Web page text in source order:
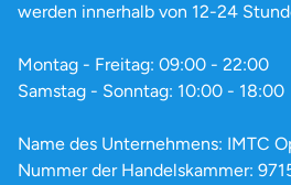
werden innerhalb von 12-24
Montag - Freitag: 09:00 - 22:00
Samstag - Sonntag: 10:00 - 18:00
Name des Unternehmens: IMTC
Nummer der Handelskammer: